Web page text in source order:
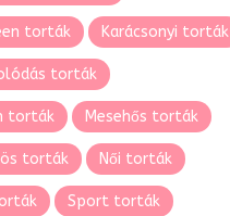
torták Karácsonyi torták
torták
torták Mesehős torták
torták Női torták
Sport torták